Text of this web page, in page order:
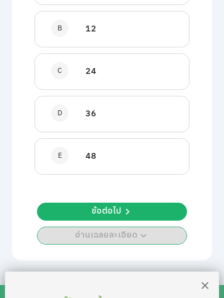
B 12
C 24
D 36
E 48
อ่านเฉลยละเอียด
ข้อต่อไป